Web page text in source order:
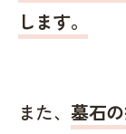
します。
また、墓石